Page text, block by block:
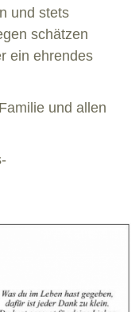
und stets
schätzen
ein ehrendes
und allen